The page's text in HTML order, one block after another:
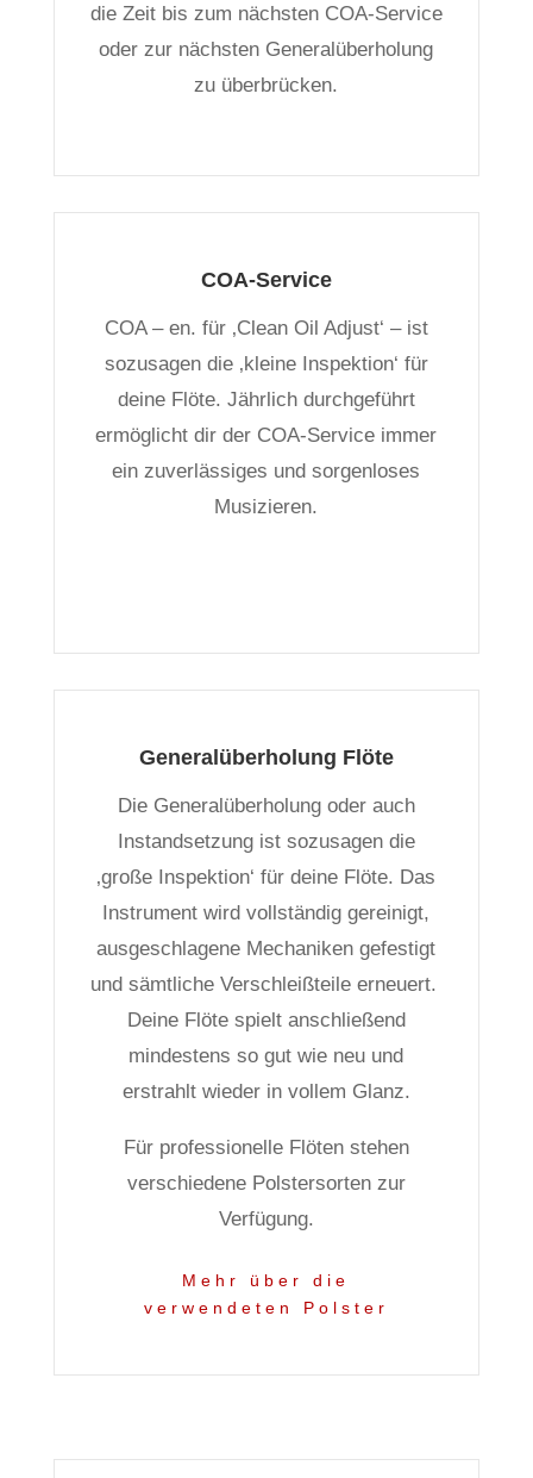
die Zeit bis zum nächsten COA-Service
oder zur nächsten Generalüberholung
zu überbrücken.
COA-Service
COA – en. für ‚Clean Oil Adjust‘ – ist
sozusagen die ‚kleine Inspektion‘ für
deine Flöte. Jährlich durchgeführt
ermöglicht dir der COA-Service immer
ein zuverlässiges und sorgenloses
Musizieren.
Generalüberholung Flöte
Die Generalüberholung oder auch
Instandsetzung ist sozusagen die
‚große Inspektion‘ für deine Flöte. Das
Instrument wird vollständig gereinigt,
ausgeschlagene Mechaniken gefestigt
und sämtliche Verschleißteile erneuert.
Deine Flöte spielt anschließend
mindestens so gut wie neu und
erstrahlt wieder in vollem Glanz.
Für professionelle Flöten stehen
verschiedene Polstersorten zur
Verfügung.
Mehr über die
verwendeten Polster